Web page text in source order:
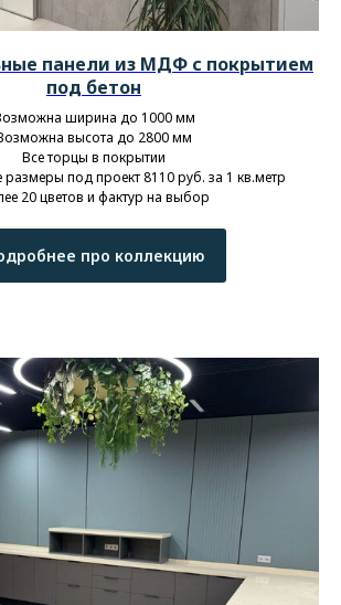
панели из МДФ с покрытием
под бетон
ширина до 1000 мм
высота до 2800 мм
Все торцы в покрытии
размеры под проект 8110 руб. за 1 кв.метр
20 цветов и фактур на выбор
про коллекцию